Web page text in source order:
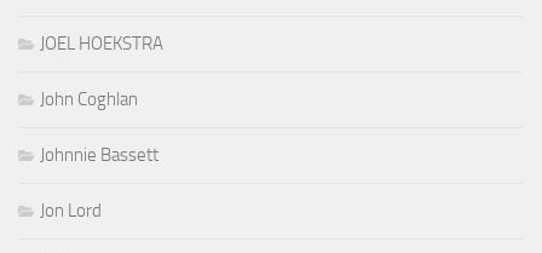
JOEL HOEKSTRA
John Coghlan
Johnnie Bassett
Jon Lord